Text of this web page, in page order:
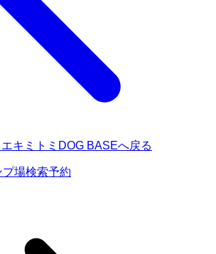
キミトミDOG BASEへ戻る
場検索予約